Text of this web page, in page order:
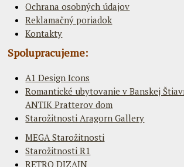
Ochrana osobných údajov
Reklamačný poriadok
Kontakty
Spolupracujeme:
A1 Design Icons
Romantické ubytovanie v Banskej
ANTIK Pratterov dom
Starožitnosti Aragorn Gallery
MEGA Starožitnosti
Starožitnosti R1
RETRO DIZAJN